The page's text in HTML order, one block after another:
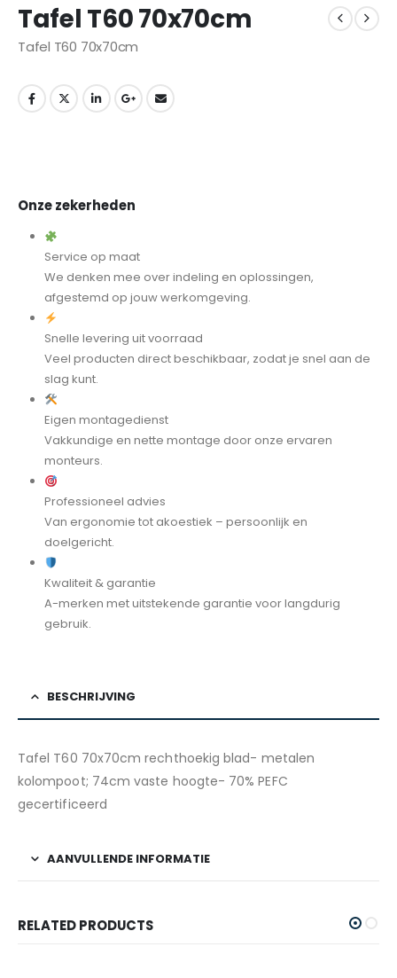
Tafel T60 70x70cm
Tafel T60 70x70cm
Onze zekerheden
Service op maat
We denken mee over indeling en oplossingen,
afgestemd op jouw werkomgeving.
Snelle levering uit voorraad
Veel producten direct beschikbaar, zodat je snel aan de
slag kunt.
Eigen montagedienst
Vakkundige en nette montage door onze ervaren
monteurs.
Professioneel advies
Van ergonomie tot akoestiek – persoonlijk en
doelgericht.
Kwaliteit & garantie
A-merken met uitstekende garantie voor langdurig
gebruik.
BESCHRIJVING
Tafel T60 70x70cm rechthoekig blad- metalen
kolompoot; 74cm vaste hoogte- 70% PEFC
gecertificeerd
AANVULLENDE INFORMATIE
RELATED PRODUCTS